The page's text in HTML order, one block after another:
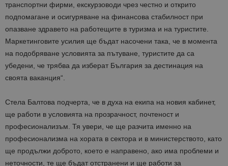
транспортни фирми, екскурзоводи чрез честно и открито
подпомагане и осигуряване на финансова стабилност при
опазване здравето на работещите в туризма и на туристите.
Маркетинговите усилия ще бъдат насочени така, че в момента
на подобряване условията за пътуване, туристите да са
убедени, че трябва да изберат България за дестинация на
своята ваканция“.
Стела Балтова подчерта, че в духа на екипа на новия кабинет,
ще работи в условията на прозрачност, почтеност и
професионализъм. Тя увери, че ще разчита именно на
професионализма на хората в сектора и в министерството, като
ще продължи доброто, което е направено, ако има проблеми и
неточности, те ще бъдат отстранени и ще работи за